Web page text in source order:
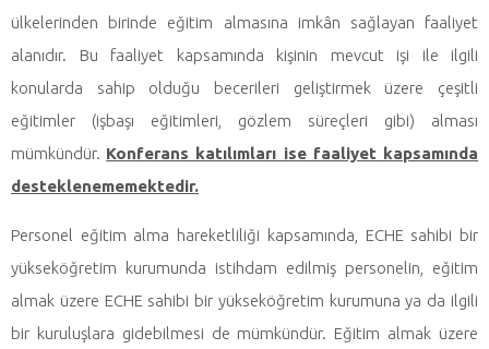
ülkelerinden birinde eğitim almasına imkân sağlayan faaliyet
alanıdır. Bu faaliyet kapsamında kişinin mevcut işi ile ilgili
konularda sahip olduğu becerileri geliştirmek üzere çeşitli
eğitimler (işbaşı eğitimleri, gözlem süreçleri gibi) alması
mümkündür. Konferans katılımları ise faaliyet kapsamında
desteklenememektedir.
Personel eğitim alma hareketliliği kapsamında, ECHE sahibi bir
yükseköğretim kurumunda istihdam edilmiş personelin, eğitim
almak üzere ECHE sahibi bir yükseköğretim kurumuna ya da ilgili
bir kuruluşlara gidebilmesi de mümkündür. Eğitim almak üzere